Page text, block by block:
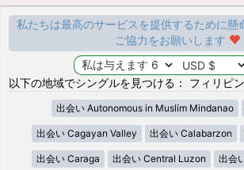
私たちは最高のサービスを提供するために懸
ご協力をお願いします
以下の地域でシングルを見つける： フィリピン
出会い Autonomous in Muslim Mindanao
出会い Cagayan Valley 出会い Calabarzon
出会い Caraga 出会い Central Luzon 出会